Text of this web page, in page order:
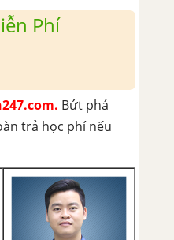
Phí
Bứt phá
trả học phí nếu